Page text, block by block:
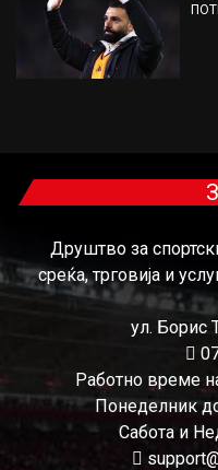
Друштво за
среќа, трговија и
ул. Борис
Работно време
Понеделник
Сабота и